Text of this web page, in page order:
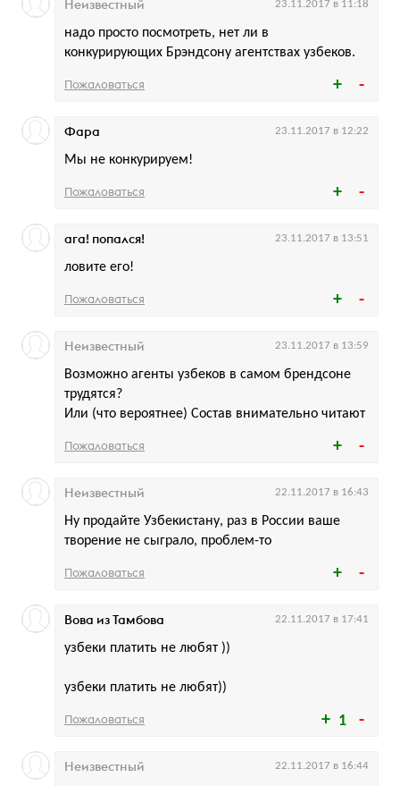
надо просто посмотреть, нет ли в
конкурирующих Брэндсону агентствах узбеков.
Неизвестный 23.11.2017 в 11:18
Пожаловаться
Мы не конкурируем!
Фара 23.11.2017 в 12:22
Пожаловаться
ловите его!
ага! попался! 23.11.2017 в 13:51
Пожаловаться
Возможно агенты узбеков в самом брендсоне
трудятся?
Или (что вероятнее) Состав внимательно читают
Неизвестный 23.11.2017 в 13:59
Пожаловаться
Ну продайте Узбекистану, раз в России ваше
творение не сыграло, проблем-то
Неизвестный 22.11.2017 в 16:43
Пожаловаться
1
узбеки платить не любят ))
узбеки платить не любят))
Вова из Тамбова 22.11.2017 в 17:41
Пожаловаться
Неизвестный 22.11.2017 в 16:44